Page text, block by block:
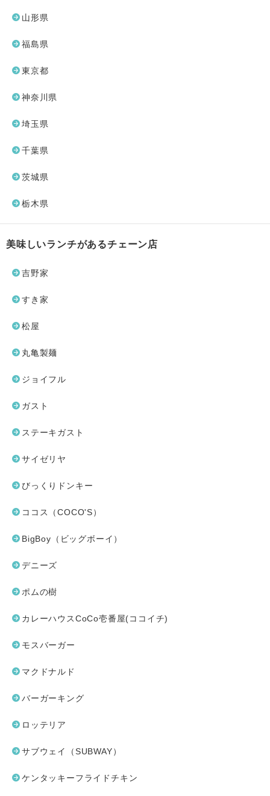
山形県
福島県
東京都
神奈川県
埼玉県
千葉県
茨城県
栃木県
美味しいランチがあるチェーン店
吉野家
すき家
松屋
丸亀製麺
ジョイフル
ガスト
ステーキガスト
サイゼリヤ
びっくりドンキー
ココス（COCO'S）
BigBoy（ビッグボーイ）
デニーズ
ポムの樹
カレーハウスCoCo壱番屋(ココイチ)
モスバーガー
マクドナルド
バーガーキング
ロッテリア
サブウェイ（SUBWAY）
ケンタッキーフライドチキン